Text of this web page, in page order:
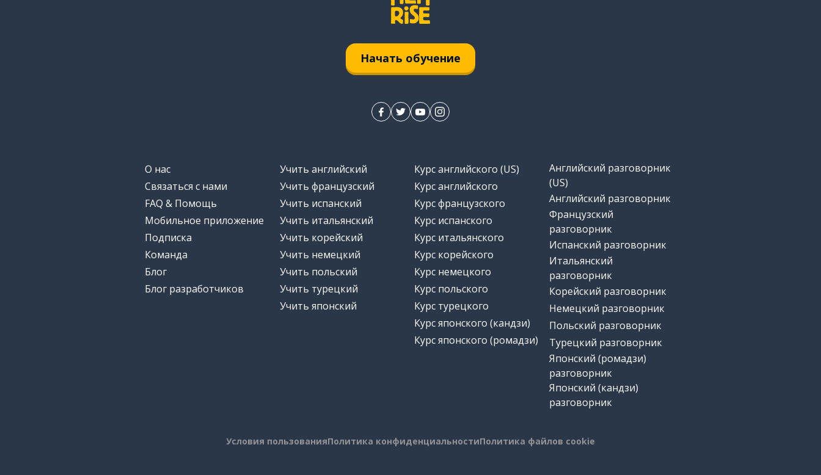
Начать обучение
О нас
Связаться с нами
FAQ & Помощь
Мобильное приложение
Подписка
Команда
Блог
Блог разработчиков
Учить английский
Учить французский
Учить испанский
Учить итальянский
Учить корейский
Учить немецкий
Учить польский
Учить турецкий
Учить японский
Курс английского (US)
Курс английского
Курс французского
Курс испанского
Курс итальянского
Курс корейского
Курс немецкого
Курс польского
Курс турецкого
Курс японского (кандзи)
Курс японского (ромадзи)
Английский разговорник
(US)
Английский разговорник
Французский
разговорник
Испанский разговорник
Итальянский
разговорник
Корейский разговорник
Немецкий разговорник
Польский разговорник
Турецкий разговорник
Японский (ромадзи)
разговорник
Японский (кандзи)
разговорник
Условия пользованияПолитика конфиденциальностиПолитика файлов cookie